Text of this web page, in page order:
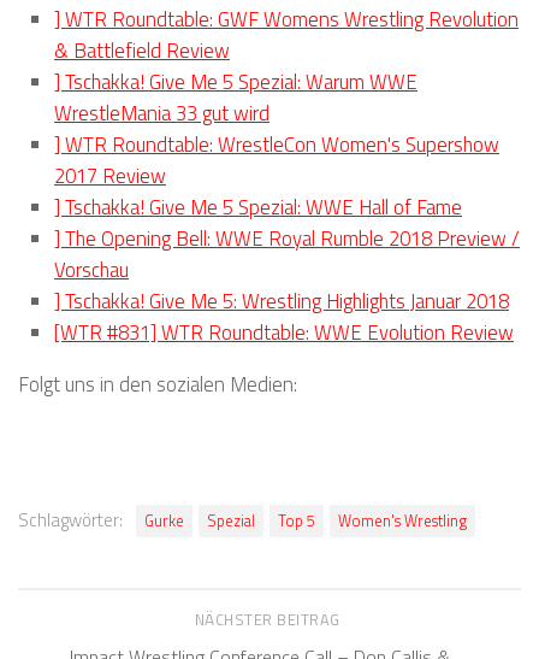
] WTR Roundtable: GWF Womens Wrestling Revolution
& Battlefield Review
] Tschakka! Give Me 5 Spezial: Warum WWE
WrestleMania 33 gut wird
] WTR Roundtable: WrestleCon Women's Supershow
2017 Review
] Tschakka! Give Me 5 Spezial: WWE Hall of Fame
] The Opening Bell: WWE Royal Rumble 2018 Preview /
Vorschau
] Tschakka! Give Me 5: Wrestling Highlights Januar 2018
[WTR #831] WTR Roundtable: WWE Evolution Review
Folgt uns in den sozialen Medien:
Schlagwörter: Gurke Spezial Top 5 Women's Wrestling
NÄCHSTER BEITRAG